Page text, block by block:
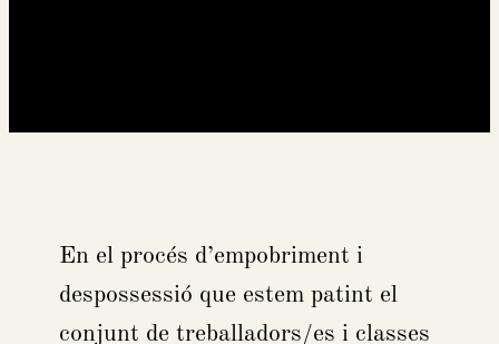
En el procés d’empobriment i
despossessió que estem patint el
conjunt de treballadors/es i classes